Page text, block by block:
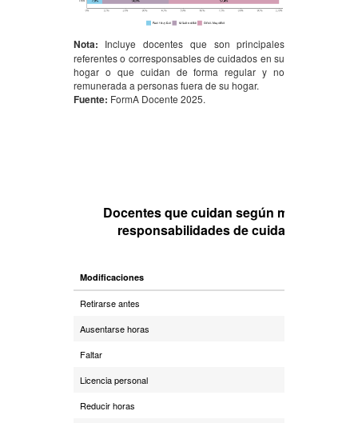
Nota: Incluye docentes que son principales
referentes o corresponsables de cuidados en su
hogar o que cuidan de forma regular y no
remunerada a personas fuera de su hogar.
Fuente: FormA Docente 2025.
Docentes que cuidan según
responsabilidades de cuidado de
Modificaciones
Retirarse antes
Ausentarse horas
Faltar
Licencia personal
Reducir horas